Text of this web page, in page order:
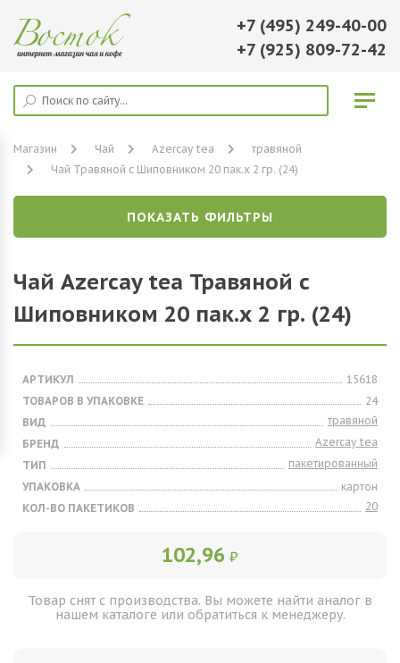
+7 (495) 249-40-00
+7 (925) 809-72-42
Магазин Чай Azercay tea
травяной
Чай Травяной с Шиповником 20 пак.х 2 гр. (24)
ПОКАЗАТЬ ФИЛЬТРЫ
Чай Azercay tea Травяной с
Шиповником 20 пак.х 2 гр. (24)
АРТИКУЛ
15618
ТОВАРОВ В УПАКОВКЕ
24
ВИД
травяной
БРЕНД
Azercay tea
ТИП
пакетированный
УПАКОВКА
картон
КОЛ-ВО ПАКЕТИКОВ
20
102,96 ₽
Товар снят с производства. Вы можете найти аналог в
нашем каталоге или обратиться к менеджеру.